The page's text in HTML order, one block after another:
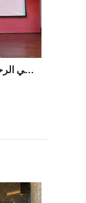
تسارع Baofeng بالكامل ، يدخل في الرحلة الجديدة لشهادة AEO المتقدمة للجمارك!